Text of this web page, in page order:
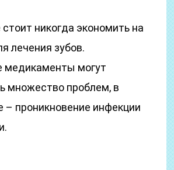
стоит никогда экономить на
лечения зубов.
медикаменты могут
множество проблем, в
– проникновение инфекции